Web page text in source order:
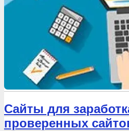
Сайты для
проверенных